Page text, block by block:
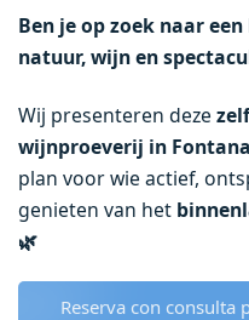
Ben je op zoek naar
natuur, wijn en
Wij presenteren deze
wijnproeverij in
plan voor wie actief,
genieten van het
🌿
Reserva con consulta